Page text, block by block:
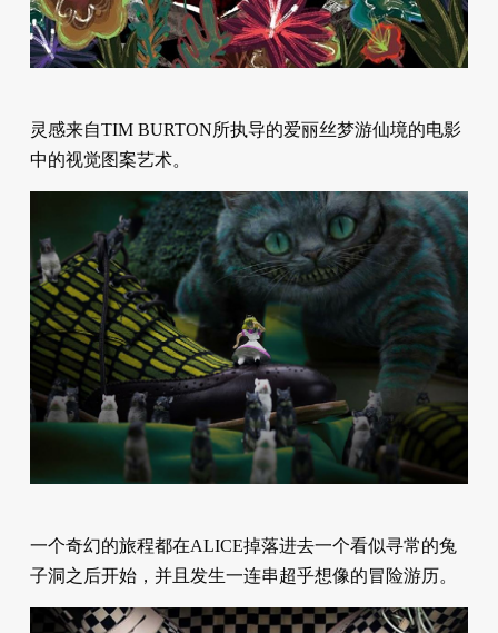
灵感来自TIM BURTON所执导的爱丽丝梦游仙境的电影
中的视觉图案艺术。
一个奇幻的旅程都在ALICE掉落进去一个看似寻常的兔
子洞之后开始，并且发生一连串超乎想像的冒险游历。